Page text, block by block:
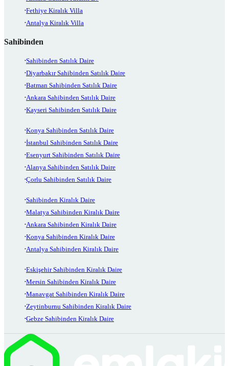
Fethiye Kiralık Villa
Antalya Kiralık Villa
Sahibinden
Sahibinden Satılık Daire
Diyarbakır Sahibinden Satılık Daire
Batman Sahibinden Satılık Daire
Ankara Sahibinden Satılık Daire
Kayseri Sahibinden Satılık Daire
Konya Sahibinden Satılık Daire
İstanbul Sahibinden Satılık Daire
Esenyurt Sahibinden Satılık Daire
Alanya Sahibinden Satılık Daire
Çorlu Sahibinden Satılık Daire
Sahibinden Kiralık Daire
Malatya Sahibinden Kiralık Daire
Ankara Sahibinden Kiralık Daire
Konya Sahibinden Kiralık Daire
Antalya Sahibinden Kiralık Daire
Eskişehir Sahibinden Kiralık Daire
Mersin Sahibinden Kiralık Daire
Manavgat Sahibinden Kiralık Daire
Zeytinburnu Sahibinden Kiralık Daire
Gebze Sahibinden Kiralık Daire